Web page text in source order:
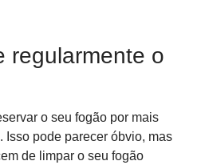
regularmente o
o seu fogão por mais
Isso pode parecer óbvio, mas
de limpar o seu fogão